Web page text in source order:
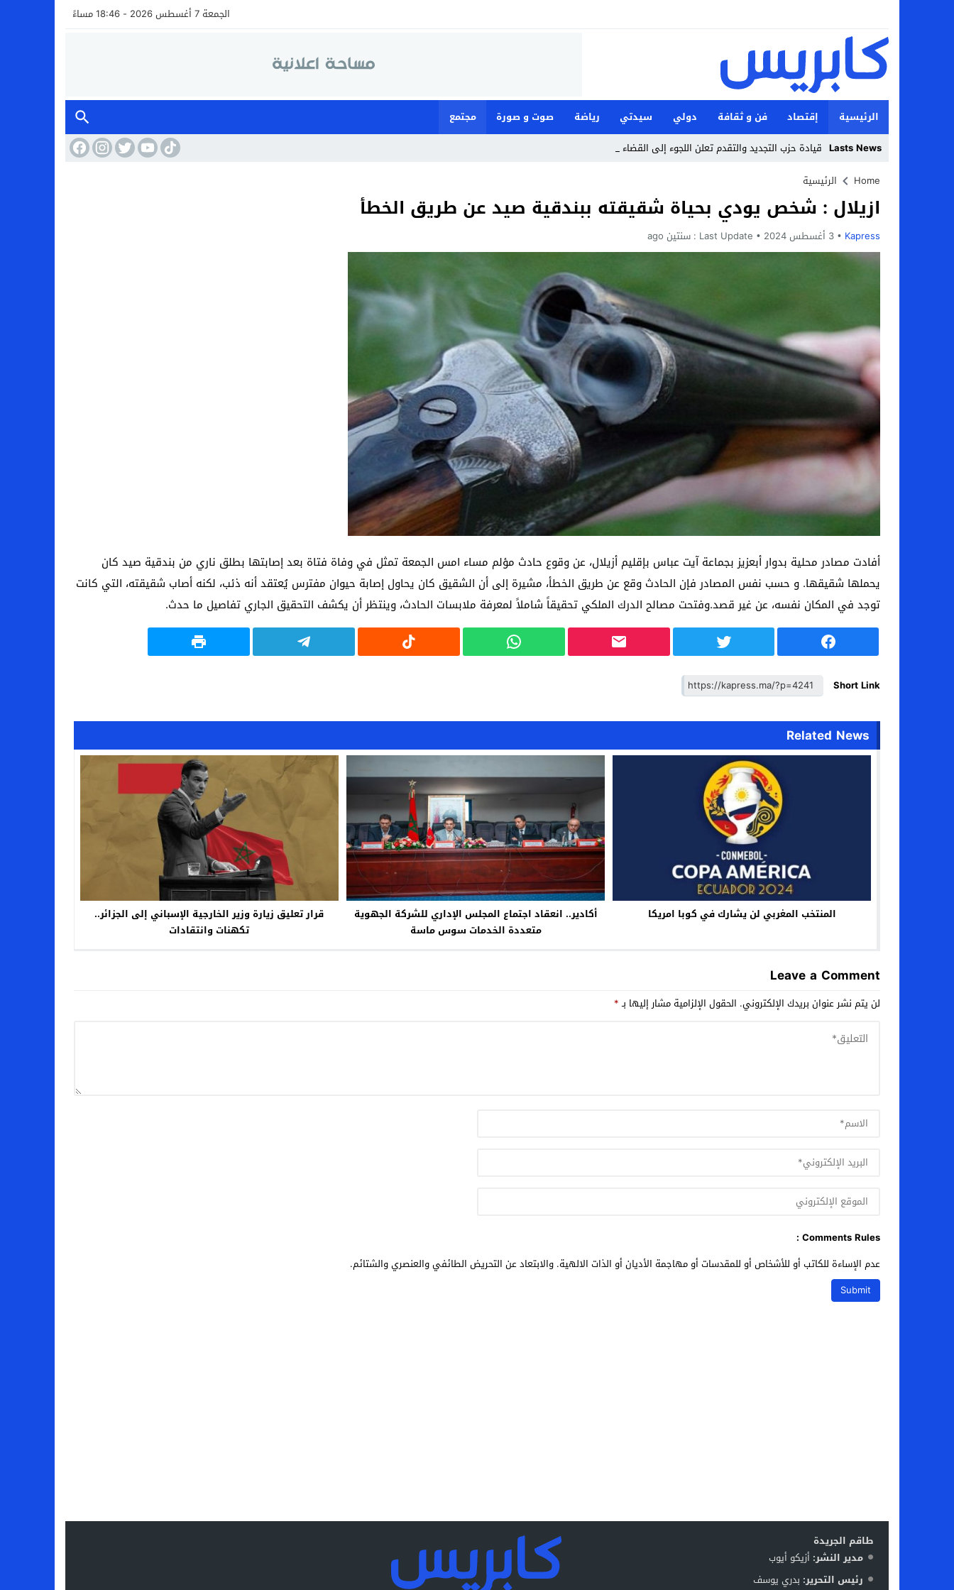
الجمعة 7 أغسطس 2026 - 18:46 مساءً
الرئيسية إقتصاد فن و ثقافة دولي سيدتي رياضة صوت و صورة
مجتمع
Lasts News قيادة حزب التجديد والتقدم تعلن اللجوء إلى القضاء لمواجهة م_
Stop
Previous
Next
Home الرئيسية
ازيلال : شخص يودي بحياة شقيقته ببندقية صيد عن طريق الخطأ
Kapress 3 أغسطس 2024 Last Update : سنتين ago
أفادت مصادر محلية بدوار أبعزيز بجماعة آيت عباس بإقليم أزيلال، عن وقوع حادث مؤلم مساء امس الجمعة تمثل في وفاة فتاة بعد إصابتها بطلق ناري من بندقية صيد كان
يحملها شقيقها. و حسب نفس المصادر فإن الحادث وقع عن طريق الخطأ، مشيرة إلى أن الشقيق كان يحاول إصابة حيوان مفترس يُعتقد أنه ذئب، لكنه أصاب شقيقته، التي كانت
توجد في المكان نفسه، عن غير قصد.وفتحت مصالح الدرك الملكي تحقيقاً شاملاً لمعرفة ملابسات الحادث، وينتظر أن يكشف التحقيق الجاري تفاصيل ما حدث.
Short Link
Related News
المنتخب المغربي لن يشارك في كوبا امريكا
أكادير.. انعقاد اجتماع المجلس الإداري للشركة الجهوية
متعددة الخدمات سوس ماسة
قرار تعليق زيارة وزير الخارجية الإسباني إلى الجزائر..
تكهنات وانتقادات
Leave a Comment
لن يتم نشر عنوان بريدك الإلكتروني. الحقول الإلزامية مشار إليها بـ*
Comments Rules :
عدم الإساءة للكاتب أو للأشخاص أو للمقدسات أو مهاجمة الأديان أو الذات الالهية. والابتعاد عن التحريض الطائفي والعنصري والشتائم.
طاقم الجريدة
مدير النشر: أزيكو أيوب
رئيس التحرير: بدري يوسف